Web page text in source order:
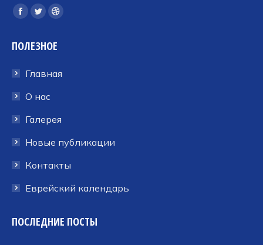
Ищите нас:
Страница
открывается
новом
окне
Страница
открывается
новом
окне
Страница
открывается
новом
ПОЛЕЗНОЕ
Главная
О нас
Галерея
Новые публикации
Контакты
Еврейский календарь
ПОСЛЕДНИЕ ПОСТЫ